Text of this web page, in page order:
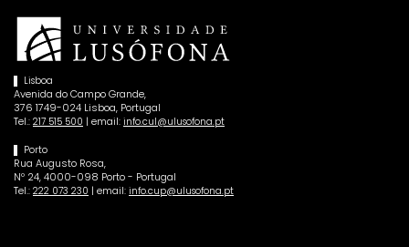
Lisboa
Avenida do Campo Grande,
376 1749-024 Lisboa, Portugal
Tel.: 217 515 500 | email: info.cul@ulusofona.pt
Porto
Rua Augusto Rosa,
Nº 24, 4000-098 Porto - Portugal
Tel.: 222 073 230 | email: info.cup@ulusofona.pt